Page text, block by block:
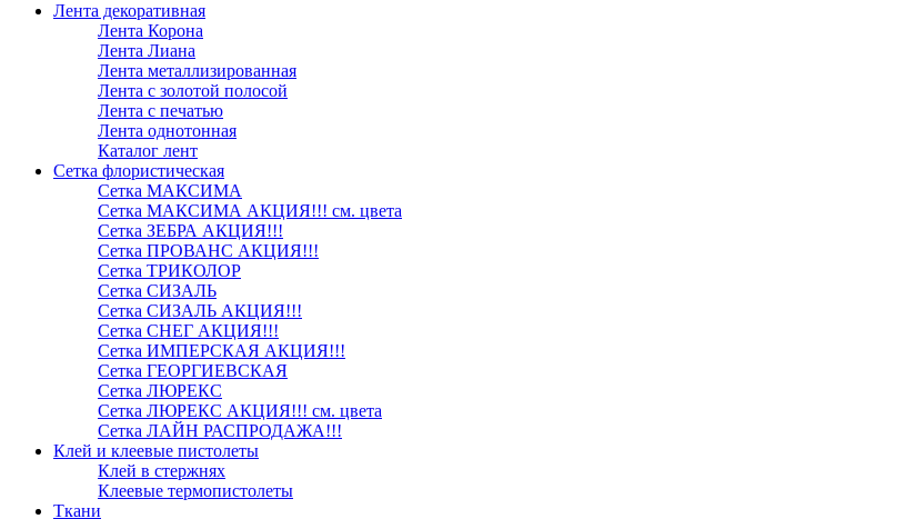
Лента декоративная
Лента Корона
Лента Лиана
Лента металлизированная
Лента с золотой полосой
Лента с печатью
Лента однотонная
Каталог лент
Сетка флористическая
Сетка МАКСИМА
Сетка МАКСИМА АКЦИЯ!!! см. цвета
Сетка ЗЕБРА АКЦИЯ!!!
Сетка ПРОВАНС АКЦИЯ!!!
Сетка ТРИКОЛОР
Сетка СИЗАЛЬ
Сетка СИЗАЛЬ АКЦИЯ!!!
Сетка СНЕГ АКЦИЯ!!!
Сетка ИМПЕРСКАЯ АКЦИЯ!!!
Сетка ГЕОРГИЕВСКАЯ
Сетка ЛЮРЕКС
Сетка ЛЮРЕКС АКЦИЯ!!! см. цвета
Сетка ЛАЙН РАСПРОДАЖА!!!
Клей и клеевые пистолеты
Клей в стержнях
Клеевые термопистолеты
Ткани